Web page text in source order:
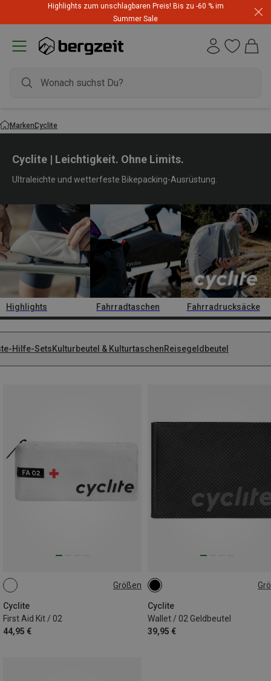
Highlights zum unschlagbaren Preis! Bis zu -60 % im
Summer Sale
MarkenCyclite
Cyclite | Leichtigkeit. Ohne Limits.
Ultraleichte und wetterfeste Bikepacking-Ausrüstung.
Highlights Fahrradtaschen Fahrradrucksäcke
Hilfe-SetsKulturbeutel & KulturtaschenReisegeldbeutel
Größen
Cyclite
First Aid Kit / 02
44,95 €
0.11L
Cyclite
Wallet / 02 Geldbeutel
39,95 €
ONE SIZE